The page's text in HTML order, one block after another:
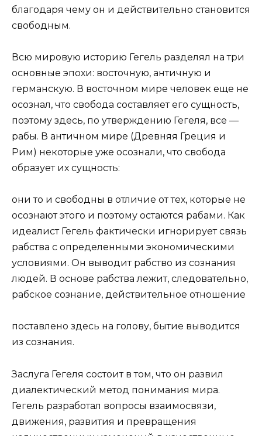
благодаря чему он и действительно становится
свободным.
Всю мировую историю Гегель разделял на три
основные эпохи: восточную, античную и
германскую. В восточном мире человек еще не
осознал, что свобода составляет его сущность,
поэтому здесь, по утверждению Гегеля, все —
рабы. В античном мире (Древняя Греция и
Рим) некоторые уже осознали, что свобода
образует их сущность:
они то и свободны в отличие от тех, которые не
осознают этого и поэтому остаются рабами. Как
идеалист Гегель фактически игнорирует связь
рабства с определенными экономическими
условиями. Он выводит рабство из сознания
людей. В основе рабства лежит, следовательно,
рабское сознание, действительное отношение
поставлено здесь на голову, бытие выводится
из сознания.
Заслуга Гегеля состоит в том, что он развил
диалектический метод понимания мира.
Гегель разработал вопросы взаимосвязи,
движения, развития и превращения